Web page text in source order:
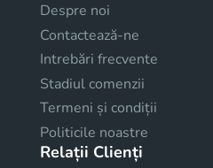
Despre noi
Contactează-ne
Intrebări frecvente
Stadiul comenzii
Termeni și condiții
Politicile noastre
Relații Clienți